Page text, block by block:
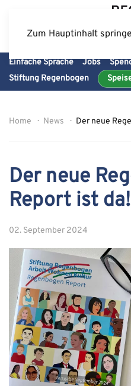
Zum Hauptinhalt
Einfache Sprache Jobs
Stiftung Regenbogen
Home News Der neue
Der neue
Report ist da!
02. September 2024